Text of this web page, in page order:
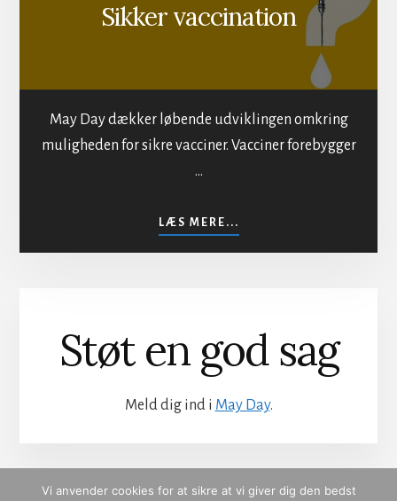
Sikker vaccination
May Day dækker løbende udviklingen omkring
muligheden for sikre vacciner. Vacciner forebygger
…
LÆS MERE...
SIKKER
Støt en god sag
Meld dig ind i May Day.
Vi anvender cookies for at sikre at vi giver dig den bedst